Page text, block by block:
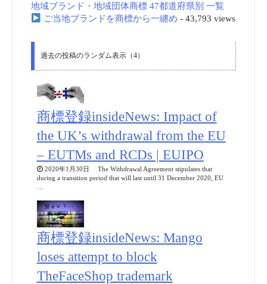
地域ブランド・地域団体商標 47都道府県別 一覧
ご当地ブランドを商標から一纏め - 43,793 views
過去の投稿のランダム表示（4）
商標登録insideNews: Impact of
the UK’s withdrawal from the EU
– EUTMs and RCDs | EUIPO
2020年1月30日 The Withdrawal Agreement stipulates that
during a transition period that will last until 31 December 2020, EU
商標登録insideNews: Mango
loses attempt to block
TheFaceShop trademark